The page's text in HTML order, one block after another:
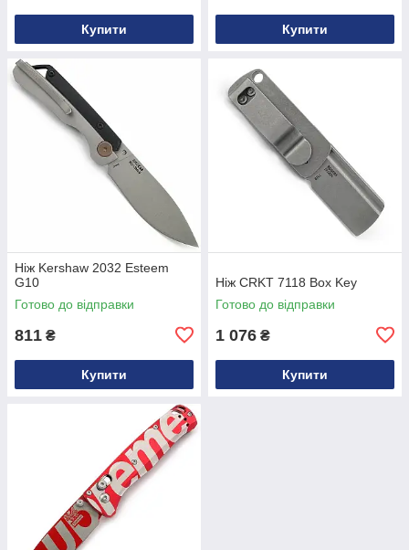
Купити Купити
Ніж Kershaw 2032 Esteem
G10
Готово до відправки
811 ₴
Купити
Ніж CRKT 7118 Box Key
Готово до відправки
1 076 ₴
Купити